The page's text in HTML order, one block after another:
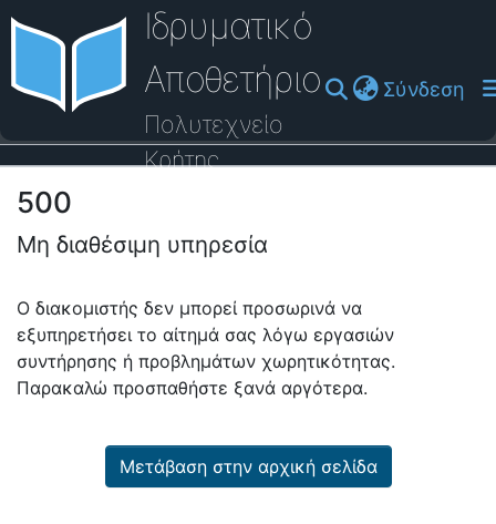
Ιδρυματικό
Αποθετήριο
Πολυτεχνείο
Κρήτης
Σύνδεση
Οδηγός Βοήθειας
500
Μη διαθέσιμη υπηρεσία
Ο διακομιστής δεν μπορεί προσωρινά να
εξυπηρετήσει το αίτημά σας λόγω εργασιών
συντήρησης ή προβλημάτων χωρητικότητας.
Παρακαλώ προσπαθήστε ξανά αργότερα.
Μετάβαση στην αρχική σελίδα